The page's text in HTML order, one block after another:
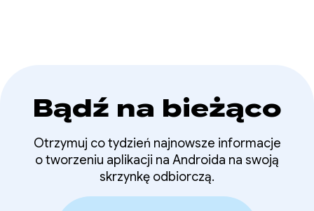
Bądź na bieżąco
Otrzymuj co tydzień najnowsze informacje
o tworzeniu aplikacji na Androida na swoją
skrzynkę odbiorczą.